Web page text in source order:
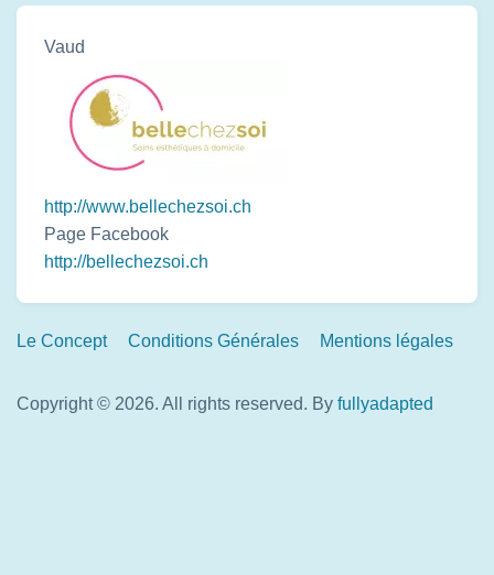
Vaud
http://www.bellechezsoi.ch
Page Facebook
http://bellechezsoi.ch
Footer
Le Concept Conditions Générales Mentions légales
Copyright © 2026. All rights reserved. By fullyadapted